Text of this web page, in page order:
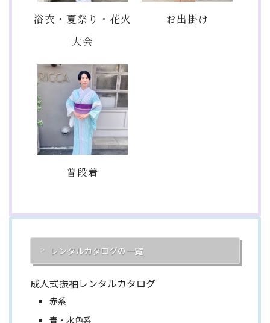
浴衣・夏祭り・花火
大会
お出掛け
普段着
レンタルカタログの一覧
成人式振袖レンタルカタログ
赤系
青・水色系